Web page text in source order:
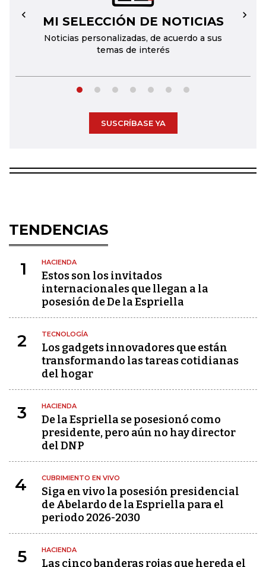
MI SELECCIÓN DE NOTICIAS
Noticias personalizadas, de acuerdo a sus
temas de interés
← →
SUSCRÍBASE YA
TENDENCIAS
1 HACIENDA
Estos son los invitados
internacionales que llegan a la
posesión de De la Espriella
2 TECNOLOGÍA
Los gadgets innovadores que están
transformando las tareas cotidianas
del hogar
3 HACIENDA
De la Espriella se posesionó como
presidente, pero aún no hay director
del DNP
4 CUBRIMIENTO EN VIVO
Siga en vivo la posesión presidencial
de Abelardo de la Espriella para el
periodo 2026-2030
5 HACIENDA
Las cinco banderas rojas que hereda el